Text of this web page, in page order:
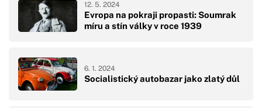
Evropa na pokraji propasti: Soumrak
míru a stín války v roce 1939
12. 5. 2024
Socialistický autobazar jako zlatý důl
6. 1. 2024